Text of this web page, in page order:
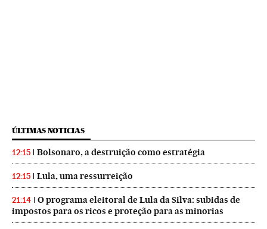
ÚLTIMAS NOTICIAS
12:15 Bolsonaro, a destruição como estratégia
12:15 Lula, uma ressurreição
21:14
O programa eleitoral de Lula da Silva: subidas de
impostos para os ricos e proteção para as minorias